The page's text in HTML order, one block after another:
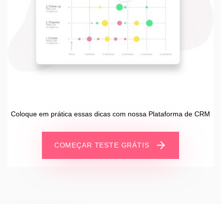
Coloque em prática essas dicas com nossa Plataforma de CRM
COMEÇAR TESTE GRÁTIS